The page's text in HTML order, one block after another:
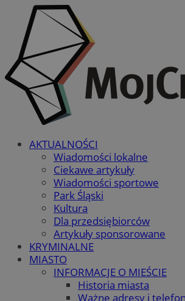
AKTUALNOŚCI
Wiadomości lokalne
Ciekawe artykuły
Wiadomości sportowe
Park Śląski
Kultura
Dla przedsiębiorców
Artykuły sponsorowane
KRYMINALNE
MIASTO
INFORMACJE O MIEŚCIE
Historia miasta
Ważne adresy i